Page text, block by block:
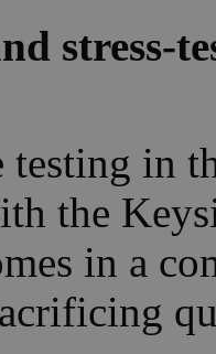
stress-
testing in
the
in a